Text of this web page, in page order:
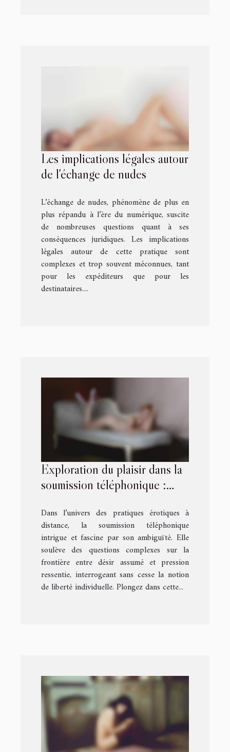
Les implications légales autour
de l'échange de nudes
L’échange de nudes, phénomène de plus en
plus répandu à l’ère du numérique, suscite
de nombreuses questions quant à ses
conséquences juridiques. Les implications
légales autour de cette pratique sont
complexes et trop souvent méconnues, tant
pour les expéditeurs que pour les
destinataires....
Exploration du plaisir dans la
soumission téléphonique :
Dans l’univers des pratiques érotiques à
distance, la soumission téléphonique
intrigue et fascine par son ambiguïté. Elle
soulève des questions complexes sur la
frontière entre désir assumé et pression
ressentie, interrogeant sans cesse la notion
de liberté individuelle. Plongez dans cette...